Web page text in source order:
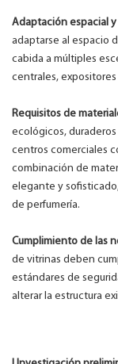
Adaptación espacial
adaptarse al espacio
cabida a múltiples
centrales,
Requisitos de
ecológicos,
centros comerciales
combinación de
elegante y
de perfumería.
Cumplimiento de las
de vitrinas deben
estándares de
alterar la estructura